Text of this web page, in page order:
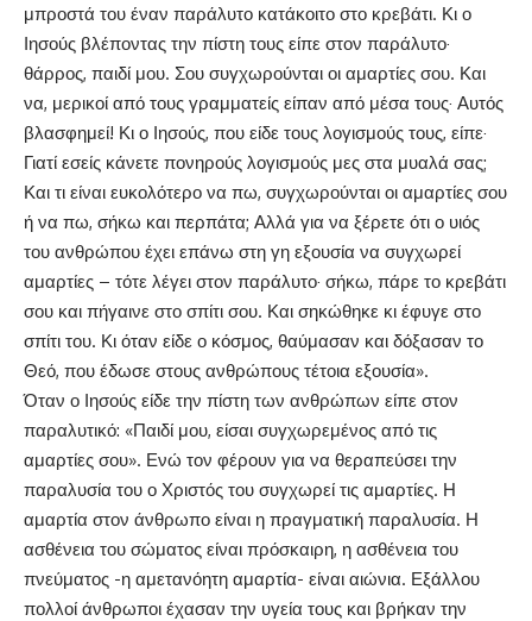
μπροστά του έναν παράλυτο κατάκοιτο στο κρεβάτι. Κι ο
Ιησούς βλέποντας την πίστη τους είπε στον παράλυτο·
θάρρος, παιδί μου. Σου συγχωρούνται οι αμαρτίες σου. Και
να, μερικοί από τους γραμματείς είπαν από μέσα τους· Αυτός
βλασφημεί! Κι ο Ιησούς, που είδε τους λογισμούς τους, είπε·
Γιατί εσείς κάνετε πονηρούς λογισμούς μες στα μυαλά σας;
Και τι είναι ευκολότερο να πω, συγχωρούνται οι αμαρτίες σου
ή να πω, σήκω και περπάτα; Αλλά για να ξέρετε ότι ο υιός
του ανθρώπου έχει επάνω στη γη εξουσία να συγχωρεί
αμαρτίες – τότε λέγει στον παράλυτο· σήκω, πάρε το κρεβάτι
σου και πήγαινε στο σπίτι σου. Και σηκώθηκε κι έφυγε στο
σπίτι του. Κι όταν είδε ο κόσμος, θαύμασαν και δόξασαν το
Θεό, που έδωσε στους ανθρώπους τέτοια εξουσία».
Όταν ο Ιησούς είδε την πίστη των ανθρώπων είπε στον
παραλυτικό: «Παιδί μου, είσαι συγχωρεμένος από τις
αμαρτίες σου». Ενώ τον φέρουν για να θεραπεύσει την
παραλυσία του ο Χριστός του συγχωρεί τις αμαρτίες. Η
αμαρτία στον άνθρωπο είναι η πραγματική παραλυσία. Η
ασθένεια του σώματος είναι πρόσκαιρη, η ασθένεια του
πνεύματος -η αμετανόητη αμαρτία- είναι αιώνια. Εξάλλου
πολλοί άνθρωποι έχασαν την υγεία τους και βρήκαν την